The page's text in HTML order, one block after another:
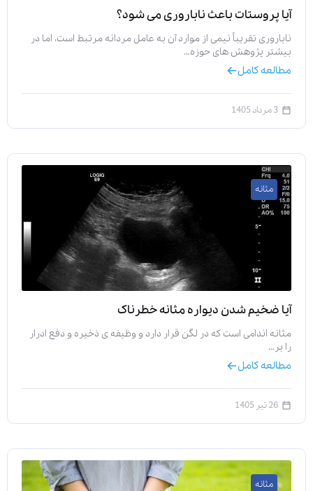
آیا پروستات باعث ناباروری می‌ شود؟
ناباروری تقریباً نیمی از موارد آن به عامل مردانه مرتبط است، اما در
بیشتر پژوهش‌ های حوزه…
مطالعه کامل
3 مرداد 1405
مثانه
آیا ضخیم شدن دیواره مثانه خطرناک
مثانه اندامی است که در لگن قرار دارد و وظیفه‌ ی ذخیره و دفع ادرار
را بر…
مطالعه کامل
26 تیر 1405
مثانه